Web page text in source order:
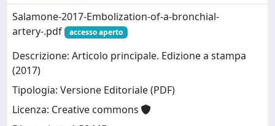
Salamone-2017-Embolization-of-a-bronchial-
artery-.pdf
accesso aperto
Descrizione: Articolo principale. Edizione a stampa
(2017)
Tipologia: Versione Editoriale (PDF)
Licenza: Creative commons